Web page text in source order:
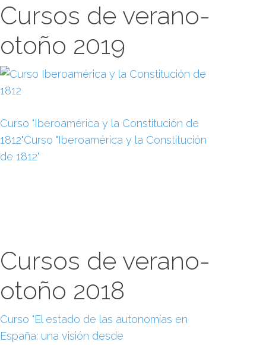
Cursos de verano-
otoño 2019
Curso "Iberoamérica y la Constitución de
1812"Curso "Iberoamérica y la Constitución
de 1812"
Cursos de verano-
otoño 2018
Curso "El estado de las autonomías en
España: una visión desde